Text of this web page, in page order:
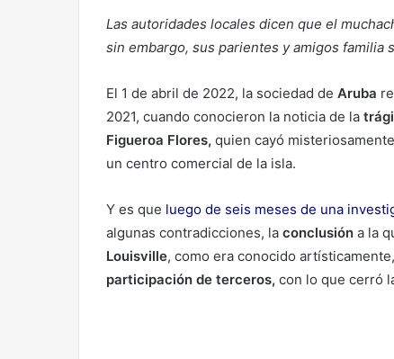
Las autoridades locales dicen que el
sin embargo, sus parientes y amigos familia
El 1 de abril de 2022, la sociedad de Aruba
2021, cuando conocieron la noticia de la
Figueroa Flores, quien cayó
un centro comercial de la isla.
Y es que luego de seis meses de una
algunas contradicciones, la conclusión a la
Louisville, como era conocido
participación de terceros, con lo que cerró